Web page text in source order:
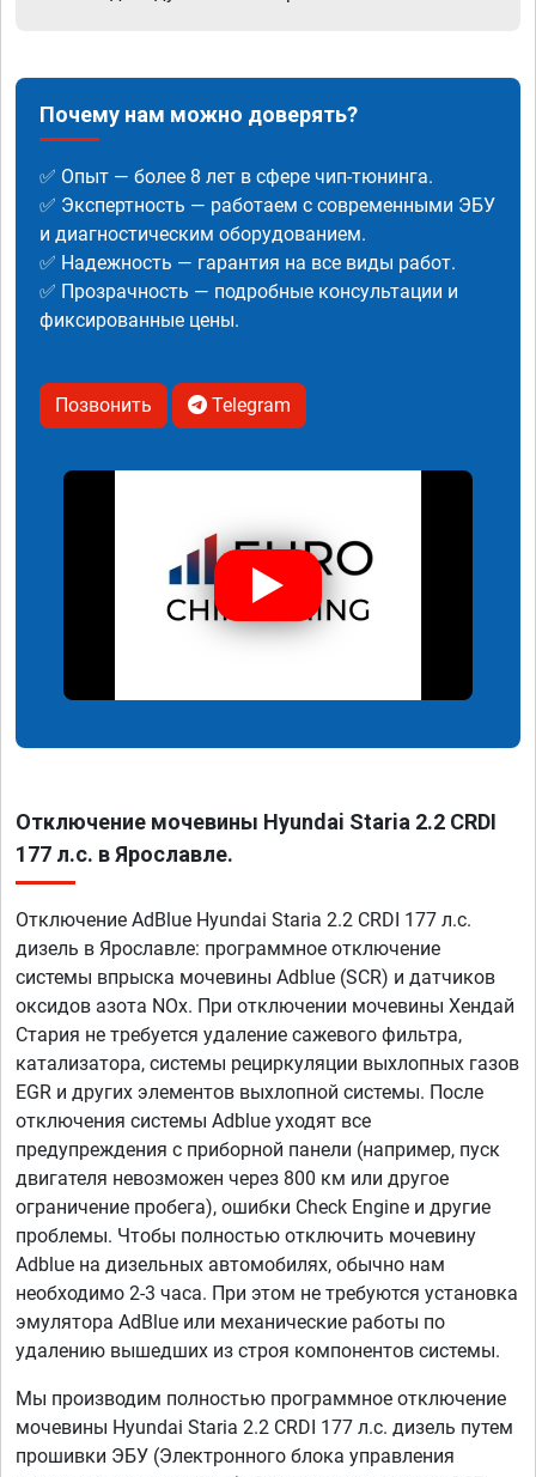
Почему нам можно доверять?
✅ Опыт — более 8 лет в сфере чип-тюнинга.
✅ Экспертность — работаем с современными ЭБУ
и диагностическим оборудованием.
✅ Надежность — гарантия на все виды работ.
✅ Прозрачность — подробные консультации и
фиксированные цены.
Позвонить Telegram
Отключение мочевины Hyundai Staria 2.2 CRDI
177 л.с. в Ярославле.
Отключение AdBlue Hyundai Staria 2.2 CRDI 177 л.с.
дизель в Ярославле: программное отключение
системы впрыска мочевины Adblue (SCR) и датчиков
оксидов азота NOx. При отключении мочевины Хендай
Стария не требуется удаление сажевого фильтра,
катализатора, системы рециркуляции выхлопных газов
EGR и других элементов выхлопной системы. После
отключения системы Adblue уходят все
предупреждения с приборной панели (например, пуск
двигателя невозможен через 800 км или другое
ограничение пробега), ошибки Check Engine и другие
проблемы. Чтобы полностью отключить мочевину
Adblue на дизельных автомобилях, обычно нам
необходимо 2-3 часа. При этом не требуются установка
эмулятора AdBlue или механические работы по
удалению вышедших из строя компонентов системы.
Мы производим полностью программное отключение
мочевины Hyundai Staria 2.2 CRDI 177 л.с. дизель путем
прошивки ЭБУ (Электронного блока управления